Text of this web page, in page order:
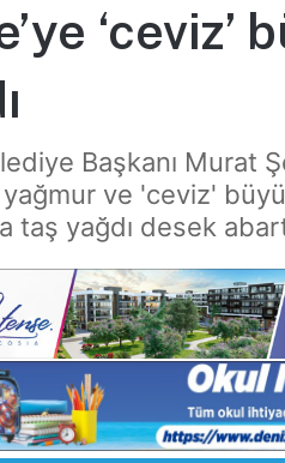
Başkanı Murat
ve 'ceviz'
taş yağdı desek